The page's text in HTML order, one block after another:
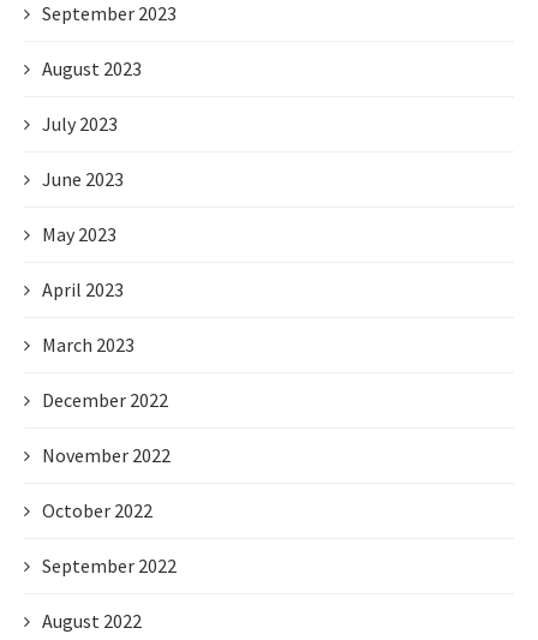
September 2023
August 2023
July 2023
June 2023
May 2023
April 2023
March 2023
December 2022
November 2022
October 2022
September 2022
August 2022